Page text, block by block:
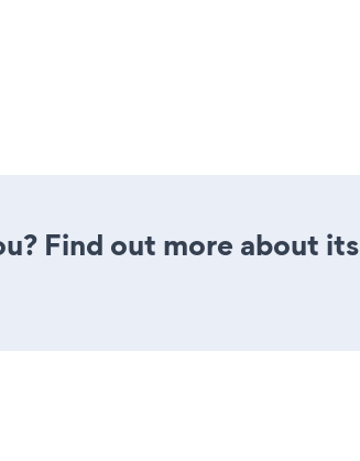
Find out more about its